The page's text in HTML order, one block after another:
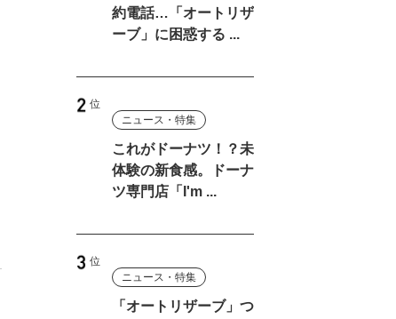
約電話…「オートリザ
ーブ」に困惑する ...
ニュース・特集
これがドーナツ！？未
体験の新食感。ドーナ
ツ専門店「I'm ...
ニュース・特集
「オートリザーブ」つ